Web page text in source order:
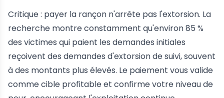
Critique : payer la rançon n'arrête pas l'extorsion. La
recherche montre constamment qu'environ 85 %
des victimes qui paient les demandes initiales
reçoivent des demandes d'extorsion de suivi, souvent
à des montants plus élevés. Le paiement vous valide
comme cible profitable et confirme votre niveau de